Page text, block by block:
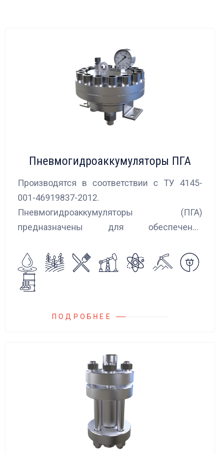
Пневмогидроаккумуляторы ПГА
Производятся в соответствии с ТУ 4145-
001-46919837-2012.
Пневмогидроаккумуляторы (ПГА)
предназначены для обеспечения
колебаний потока жидкости, возникающих в
гидравлических системах.
ПОДРОБНЕЕ